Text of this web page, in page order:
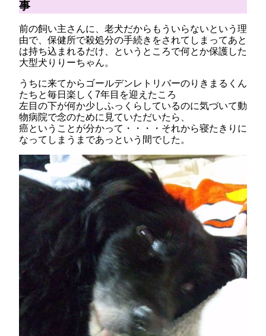
事
前の飼い主さんに、老犬だからもういらないという理
由で、保健所で殺処分の手続きをされてしまってあと
は持ち込まれるだけ、というところで何とか保護した
大型犬りりーちゃん。
うちに来てからゴールデンレトリバーのりきまるくん
たちと毎日楽しく7年目を迎えたころ
左目の下が何か少しふっくらしているのに気づいて動
物病院で念のために見ていただいたら、
癌ということが分かって・・・・それから寝たきりに
なってしまうまであっという間でした。